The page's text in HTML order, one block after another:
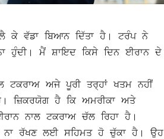
ਕੇ ਵੱਡਾ ਬਿਆਨ ਦਿੱਤਾ ਹੈ। ਟਰੰਪ ਨੇ
ਹੁੰਦੀ। ਮੈਂ ਸ਼ਾਇਦ ਕਿਸੇ ਦਿਨ ਈਰਾਨ ਦੇ
ਅਜੇ ਪੂਰੀ ਤਰ੍ਹਾਂ ਖਤਮ ਨਹੀਂ
ਜ਼ਿਕਰਯੋਗ ਹੈ ਕਿ ਅਮਰੀਕਾ ਅਤੇ
ਨਾਲ ਟਕਰਾਅ ਚੱਲ ਰਿਹਾ ਹੈ।
ਨਾ ਰੱਖਣ ਲਈ ਸਹਿਮਤ ਹੋ ਚੁੱਕਾ ਹੈ। ਉਹ